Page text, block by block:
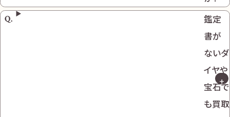
鑑定
書が
ないダ
イヤや
宝石で
も買取